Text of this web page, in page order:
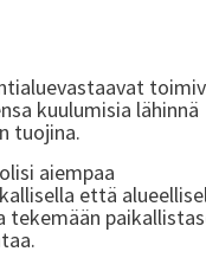
kuulumisia lähinnä
tuojina.
aiempaa
että